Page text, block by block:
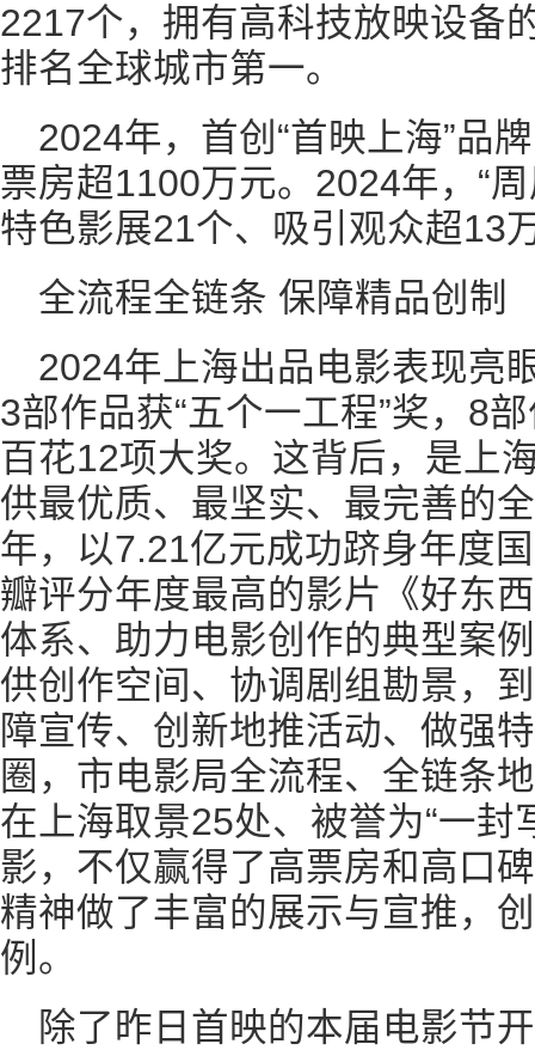
2217个，拥有高科技放映设备
排名全球城市第一。
2024年，首创“首映上海”品
票房超1100万元。2024年，“
特色影展21个、吸引观众超13
全流程全链条 保障精品创制
2024年上海出品电影表现亮
3部作品获“五个一工程”奖，8
百花12项大奖。这背后，是上
供最优质、最坚实、最完善的
年，以7.21亿元成功跻身年度
瓣评分年度最高的影片《好东
体系、助力电影创作的典型案
供创作空间、协调剧组勘景，
障宣传、创新地推活动、做强
圈，市电影局全流程、全链条
在上海取景25处、被誉为“一封
影，不仅赢得了高票房和高口
精神做了丰富的展示与宣推，
例。
除了昨日首映的本届电影节